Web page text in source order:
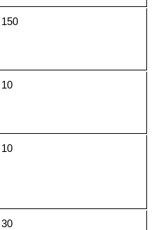
150
10
10
30